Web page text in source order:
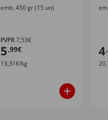
emb. 450 gr (15 un)
PVPR7,53€
5,99€
13,31€/kg
4